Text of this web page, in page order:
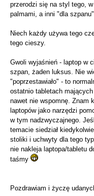
przerodzi się na styl tego,
palmami, a inni "dla
Niech każdy używa tego
tego cieszy.
Gwoli wyjaśnień - laptop w
szpan, żaden luksus. Nie
"poprzestawiało" - to
ostatnio tabletach
nawet nie wspomnę. Znam
laptopów jako narzędzi
w tym nadzwyczajnego.
temacie siedział
stoliki i uchwyty dla tego
nie nakleja laptopa/tabletu
taśmy
Pozdrawiam i życzę